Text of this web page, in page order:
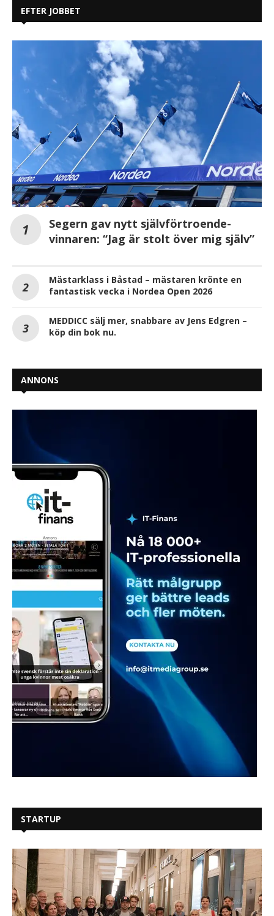
EFTER JOBBET
Segern gav nytt självförtroende-
vinnaren: “Jag är stolt över mig själv”
Mästarklass i Båstad – mästaren krönte en
fantastisk vecka i Nordea Open 2026
MEDDICC sälj mer, snabbare av Jens Edgren –
köp din bok nu.
ANNONS
STARTUP